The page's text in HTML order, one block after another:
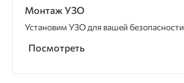
Монтаж УЗО
Установим УЗО для вашей безопасности
Посмотреть